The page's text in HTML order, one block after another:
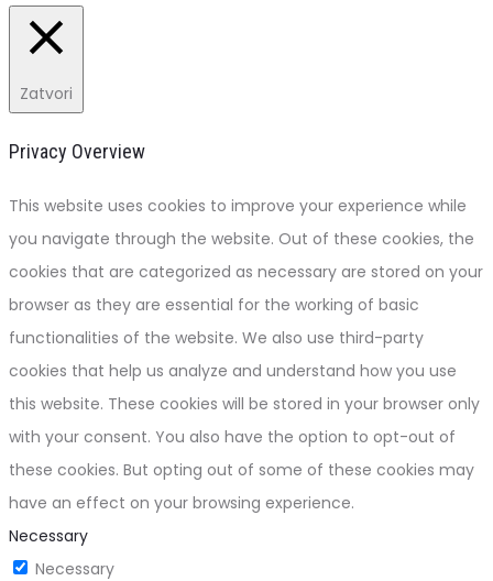
Zatvori
Privacy Overview
This website uses cookies to improve your experience while
you navigate through the website. Out of these cookies, the
cookies that are categorized as necessary are stored on your
browser as they are essential for the working of basic
functionalities of the website. We also use third-party
cookies that help us analyze and understand how you use
this website. These cookies will be stored in your browser only
with your consent. You also have the option to opt-out of
these cookies. But opting out of some of these cookies may
have an effect on your browsing experience.
Necessary
Necessary